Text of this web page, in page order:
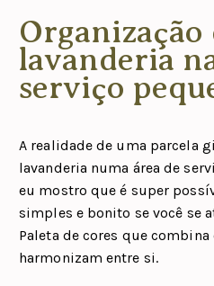
Organização
lavanderia
serviço
A realidade de uma parcela
lavanderia numa área de
eu mostro que é super
simples e bonito se você se
Paleta de cores que combina
harmonizam entre si.